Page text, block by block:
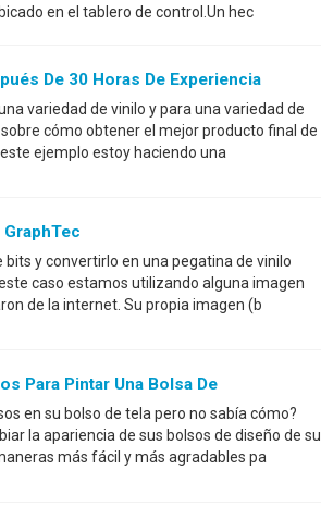
en el tablero de control.Un hec
De 30 Horas De Experiencia
variedad de vinilo y para una variedad de
cómo obtener el mejor producto final de
ejemplo estoy haciendo una
y convertirlo en una pegatina de vinilo
caso estamos utilizando alguna imagen
de la internet. Su propia imagen (b
Para Pintar Una Bolsa De
en su bolso de tela pero no sabía cómo?
la apariencia de sus bolsos de diseño de su
más fácil y más agradables pa